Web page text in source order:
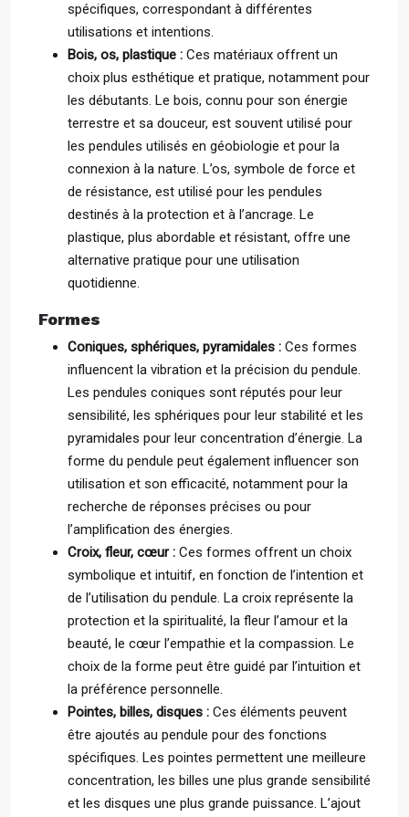
spécifiques, correspondant à différentes
utilisations et intentions.
Bois, os, plastique : Ces matériaux offrent un
choix plus esthétique et pratique, notamment pour
les débutants. Le bois, connu pour son énergie
terrestre et sa douceur, est souvent utilisé pour
les pendules utilisés en géobiologie et pour la
connexion à la nature. L’os, symbole de force et
de résistance, est utilisé pour les pendules
destinés à la protection et à l’ancrage. Le
plastique, plus abordable et résistant, offre une
alternative pratique pour une utilisation
quotidienne.
Formes
Coniques, sphériques, pyramidales : Ces formes
influencent la vibration et la précision du pendule.
Les pendules coniques sont réputés pour leur
sensibilité, les sphériques pour leur stabilité et les
pyramidales pour leur concentration d’énergie. La
forme du pendule peut également influencer son
utilisation et son efficacité, notamment pour la
recherche de réponses précises ou pour
l’amplification des énergies.
Croix, fleur, cœur : Ces formes offrent un choix
symbolique et intuitif, en fonction de l’intention et
de l’utilisation du pendule. La croix représente la
protection et la spiritualité, la fleur l’amour et la
beauté, le cœur l’empathie et la compassion. Le
choix de la forme peut être guidé par l’intuition et
la préférence personnelle.
Pointes, billes, disques : Ces éléments peuvent
être ajoutés au pendule pour des fonctions
spécifiques. Les pointes permettent une meilleure
concentration, les billes une plus grande sensibilité
et les disques une plus grande puissance. L’ajout